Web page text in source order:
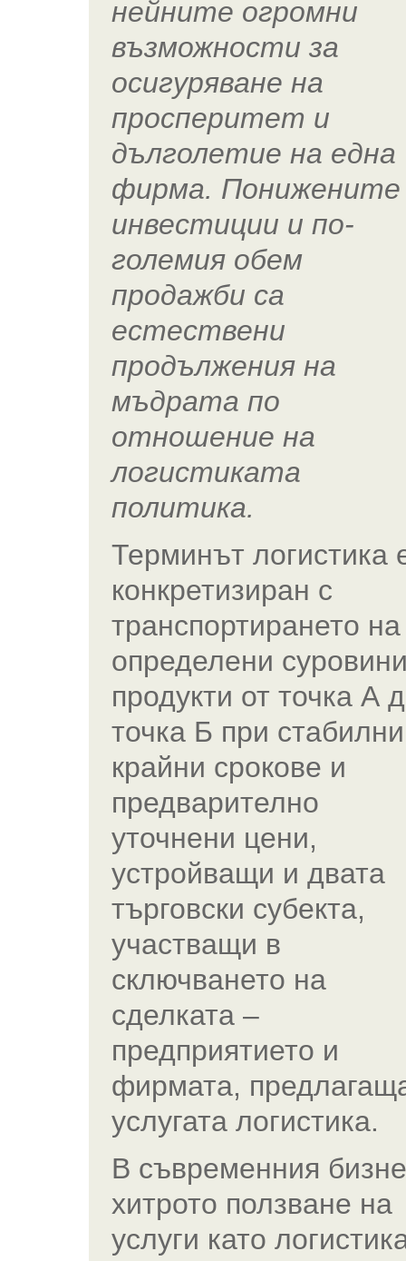
нейните огромни
възможности за
осигуряване на
просперитет и
дълголетие на една
фирма. Понижените
инвестиции и по-
големия обем
продажби са
естествени
продължения на
мъдрата по
отношение на
логистиката
политика.
Терминът логистика
конкретизиран с
транспортирането на
определени
продукти от точка А
точка Б при стабилни
крайни срокове и
предварително
уточнени цени,
устройващи и двата
търговски субекта,
участващи в
сключването на
сделката –
предприятието и
фирмата,
услугата логистика.
В съвременния
хитрото ползване на
услуги като